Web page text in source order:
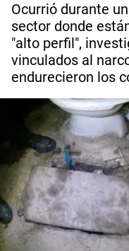
Ocurrió durante
sector donde
"alto perfil",
vinculados al
endurecieron los